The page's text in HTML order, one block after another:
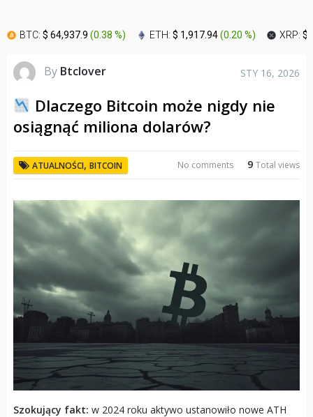
BTC: $ 64,937.9 (0.38 %) ETH: $ 1,917.94(0.20 %) XRP: $
By Btclover STY 16, 2026
Dlaczego Bitcoin może nigdy nie
osiągnąć miliona dolarów?
ATUALNOŚCI, BITCOIN 9Total views
No comments
Szokujący fakt: w 2024 roku aktywo ustanowiło nowe ATH